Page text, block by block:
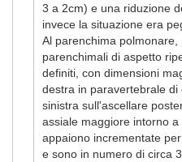
3 a 2cm) e una riduzione
invece la situazione era
Al parenchima
parenchimali di aspetto
definiti, con dimensioni
destra in paravertebrale di
sinistra sull'ascellare
assiale maggiore intorno
appaiono incrementate
e sono in numero di circa